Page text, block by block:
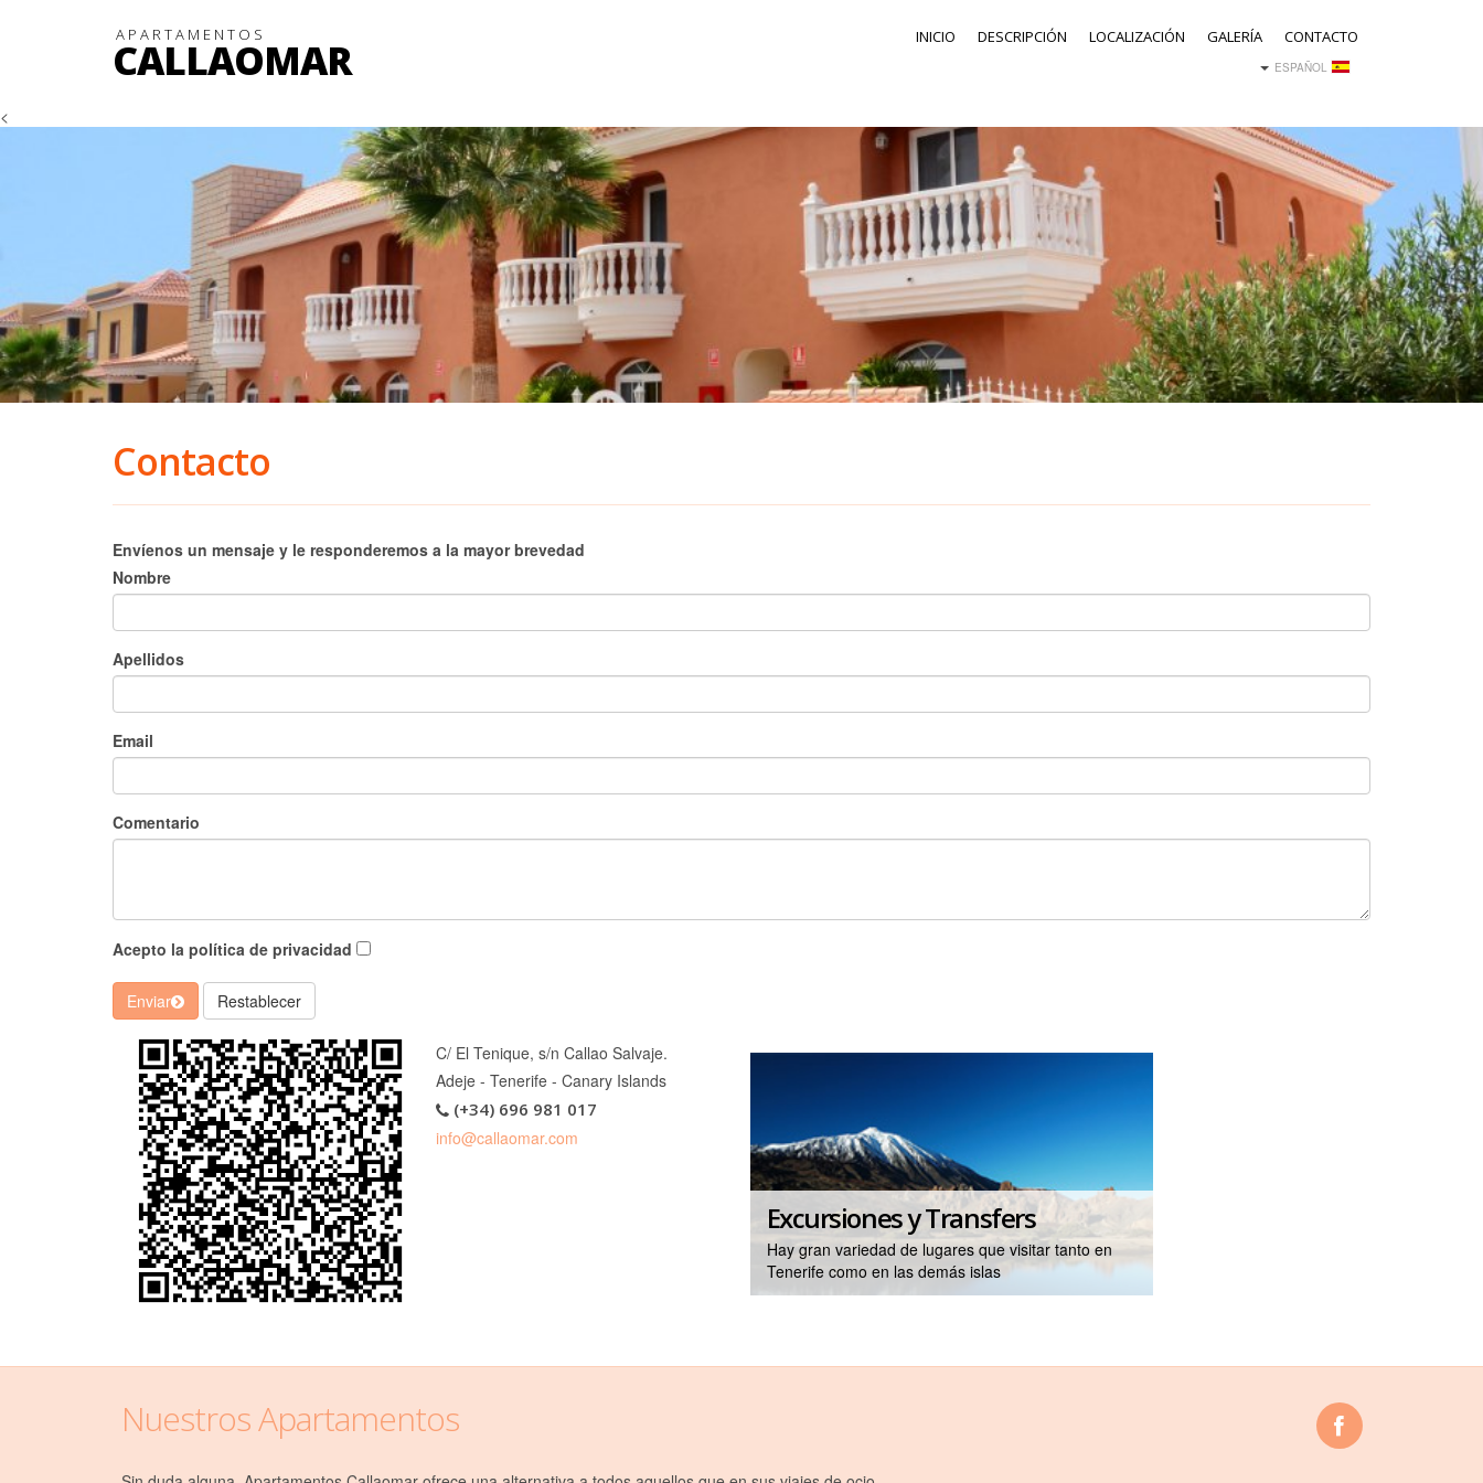
<
APARTAMENTOS
CALLAOMAR INICIO DESCRIPCIÓN LOCALIZACIÓN GALERÍA CONTACTO
ESPAÑOL
Contacto
Envíenos un mensaje y le responderemos a la mayor brevedad
Nombre
Apellidos
Email
Comentario
Acepto la política de privacidad
Enviar Restablecer
C/ El Tenique, s/n Callao Salvaje.
Adeje - Tenerife - Canary Islands
(+34) 696 981 017
info@callaomar.com
Excursiones y Transfers
Hay gran variedad de lugares que visitar tanto en
Tenerife como en las demás islas
Nuestros Apartamentos